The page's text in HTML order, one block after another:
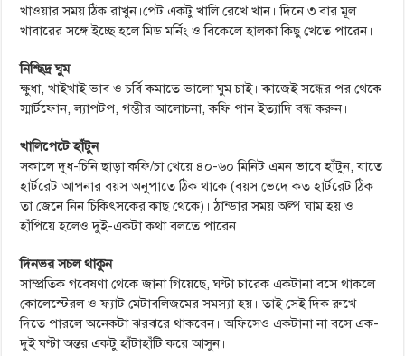
খাওয়ার সময় ঠিক রাখুন।পেট একটু খালি রেখে খান। দিনে ৩ বার মূল
খাবারের সঙ্গে ইচ্ছে হলে মিড মর্নিং ও বিকেলে হালকা কিছু খেতে পারেন।
নিশ্ছিদ্র ঘুম
ক্ষুধা, খাইখাই ভাব ও চর্বি কমাতে ভালো ঘুম চাই। কাজেই সন্ধের পর থেকে
স্মার্টফোন, ল্যাপটপ, গম্ভীর আলোচনা, কফি পান ইত্যাদি বন্ধ করুন।
খালিপেটে হাঁটুন
সকালে দুধ-চিনি ছাড়া কফি/চা খেয়ে ৪০-৬০ মিনিট এমন ভাবে হাঁটুন, যাতে
হার্টরেট আপনার বয়স অনুপাতে ঠিক থাকে (বয়স ভেদে কত হার্টরেট ঠিক
তা জেনে নিন চিকিৎসকের কাছ থেকে)। ঠান্ডার সময় অল্প ঘাম হয় ও
হাঁপিয়ে হলেও দুই-একটা কথা বলতে পারেন।
দিনভর সচল থাকুন
সাম্প্রতিক গবেষণা থেকে জানা গিয়েছে, ঘণ্টা চারেক একটানা বসে থাকলে
কোলেস্টেরল ও ফ্যাট মেটাবলিজমের সমস্যা হয়। তাই সেই দিক রুখে
দিতে পারলে অনেকটা ঝরঝরে থাকবেন। অফিসেও একটানা না বসে এক-
দুই ঘণ্টা অন্তর একটু হাঁটাহাঁটি করে আসুন।